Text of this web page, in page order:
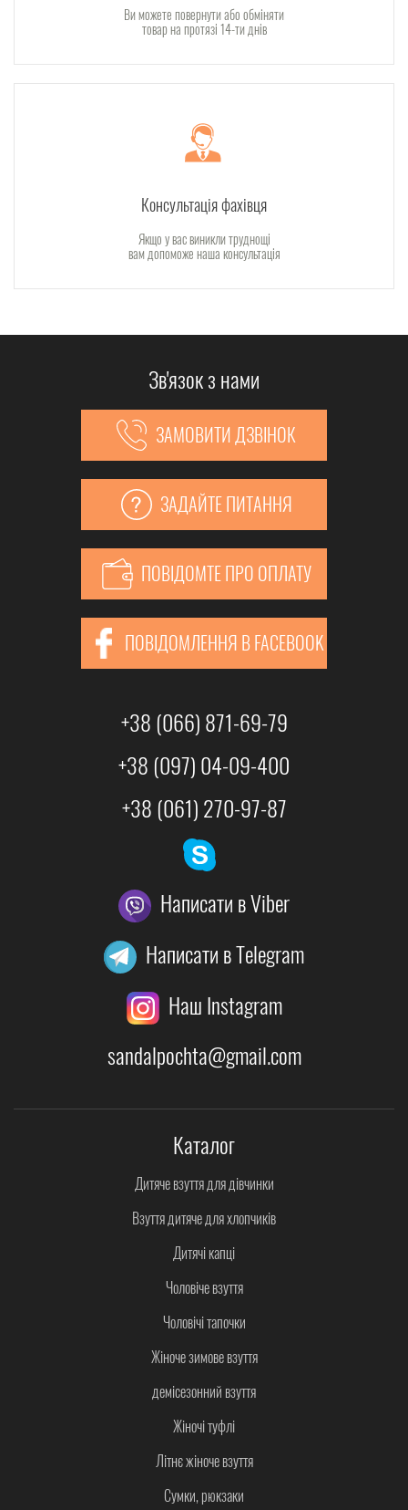
Ви можете повернути або обміняти
товар на протязі 14-ти днів
Консультація фахівця
Якщо у вас виникли труднощі
вам допоможе наша консультація
Зв'язок з нами
ЗАМОВИТИ ДЗВІНОК
ЗАДАЙТЕ ПИТАННЯ
ПОВІДОМТЕ ПРО ОПЛАТУ
ПОВІДОМЛЕННЯ В FACEBOOK
+38 (066) 871-69-79
+38 (097) 04-09-400
+38 (061) 270-97-87
Написати в Viber
Написати в Telegram
Наш Instagram
sandalpochta@gmail.com
Каталог
Дитяче взуття для дівчинки
Взуття дитяче для хлопчиків
Дитячі капці
Чоловіче взуття
Чоловічі тапочки
Жіноче зимове взуття
демісезонний взуття
Жіночі туфлі
Літнє жіноче взуття
Сумки, рюкзаки